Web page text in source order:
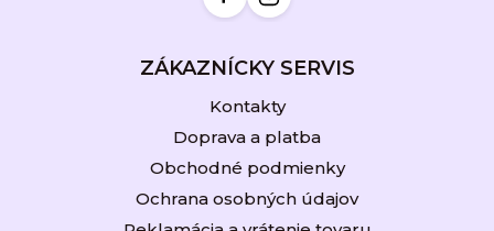
ZÁKAZNÍCKY SERVIS
Kontakty
Doprava a platba
Obchodné podmienky
Ochrana osobných údajov